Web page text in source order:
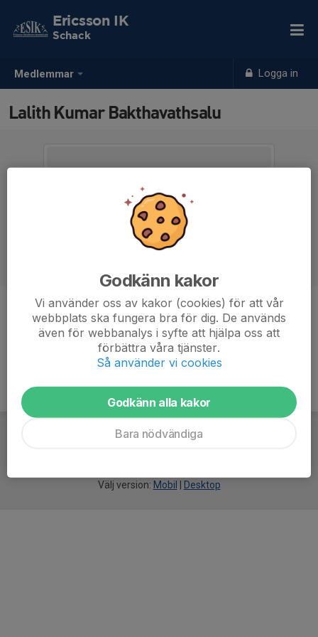
Medlemmar Logga in
Ericsson IK
Schack
Lalith Kumar Bakthavathsalu
Ålder 32 år
Välj version: Mobil Desktop
Godkänn kakor
Vi använder oss av kakor (cookies) för att vår
webbplats ska fungera bra för dig. De används
även för webbanalys i syfte att hjälpa oss att
förbättra våra tjänster.
Så använder vi cookies
Godkänn alla kakor
Bara nödvändiga